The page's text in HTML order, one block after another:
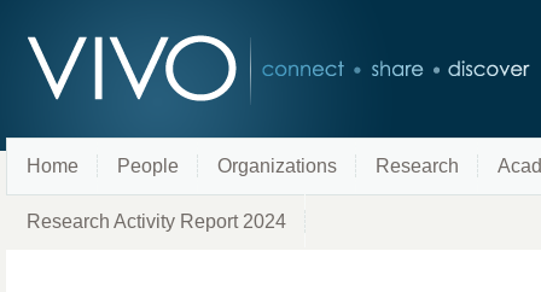
Home People Organizations Research
Research Activity Report 2024